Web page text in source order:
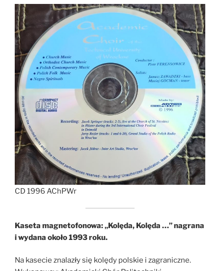
CD 1996 AChPWr
Kaseta magnetofonowa: „Kolęda, Kolęda …” nagrana
i wydana około 1993 roku.
Na kasecie znalazły się kolędy polskie i zagraniczne.